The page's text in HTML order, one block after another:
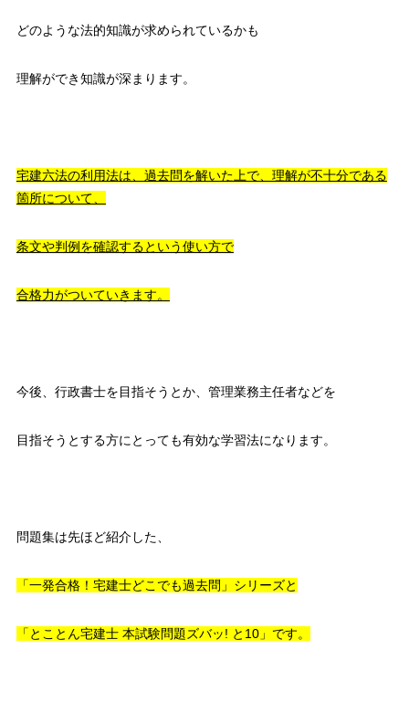
どのような法的知識が求められているかも
理解ができ知識が深まります。
宅建六法の利用法は、 過去問を解いた上で、理解が不十分である
箇所について、
条文や判例を確認するという使い方で
合格力がついていきます。
今後、行政書士を目指そうとか、管理業務主任者などを
目指そうとする方にとっても有効な学習法になります。
問題集は先ほど紹介した、
「一発合格！宅建士どこでも過去問」シリーズと
「とことん宅建士 本試験問題ズバッ! と10」です。